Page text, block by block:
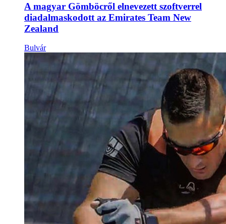
A magyar Gömböcről elnevezett szoftverrel
diadalmaskodott az Emirates Team New
Zealand
Bulvár